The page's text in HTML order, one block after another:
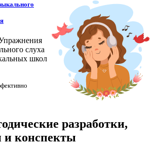
пражнения
слуха
школ
разработки,
и конспекты